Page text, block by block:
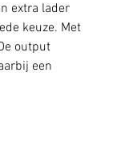
extra lader
keuze. Met
output
een